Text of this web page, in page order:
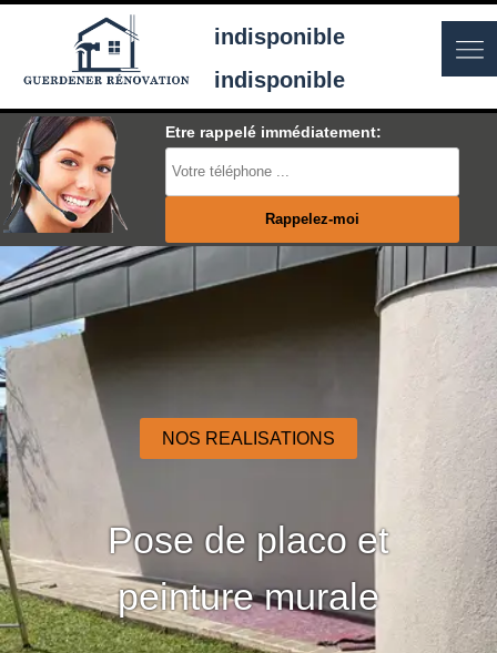
indisponible
indisponible
Etre rappelé immédiatement:
NOS REALISATIONS
Pose de placo et
peinture murale